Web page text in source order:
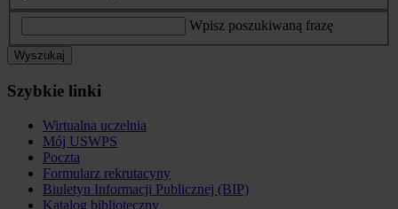
Wpisz poszukiwaną frazę
Wyszukaj
Szybkie linki
Wirtualna uczelnia
Mój USWPS
Poczta
Formularz rekrutacyny
Biuletyn Informacji Publicznej (BIP)
Katalog biblioteczny